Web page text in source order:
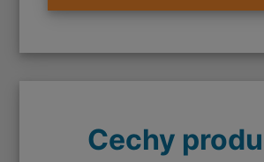
Cechy